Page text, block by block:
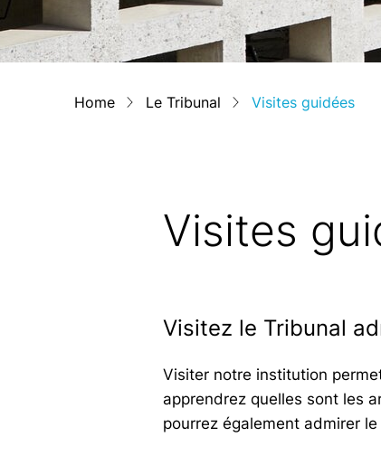
Home Le Tribunal Visites guidées
Visites
Visitez le Tribunal
Visiter notre institution
apprendrez quelles sont les
pourrez également admirer